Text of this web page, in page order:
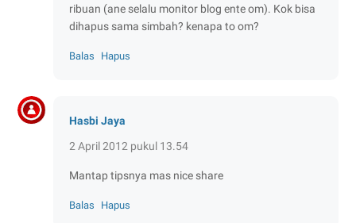
ribuan (ane selalu monitor blog ente om). Kok bisa
dihapus sama simbah? kenapa to om?
Balas Hapus
Hasbi Jaya
2 April 2012 pukul 13.54
Mantap tipsnya mas nice share
Balas Hapus